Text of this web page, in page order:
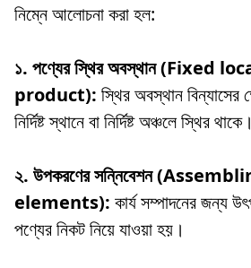
নিম্নে আলোচনা করা হল:
১. পণ্যের স্থির অবস্থান (Fixed
product): স্থির অবস্থান বিন্যাসের
নির্দিষ্ট স্থানে বা নির্দিষ্ট অঞ্চলে স্থির থাকে।
২. উপকরণের সন্নিবেশন
elements): কার্য সম্পাদনের জন্য
পণ্যের নিকট নিয়ে যাওয়া হয়।